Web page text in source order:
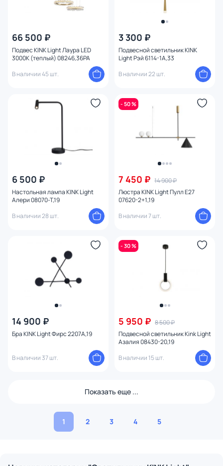
66 500 ₽
Подвес KINK Light Лаура LED
3000К (теплый) 08246,36PA
В наличии 45 шт.
3 300 ₽
Подвесной светильник KINK
Light Рэй 6114-1A,33
В наличии 22 шт.
6 500 ₽
Настольная лампа KINK Light
Алери 08070-T,19
В наличии 28 шт.
- 50 %
7 450 ₽ 14 900 ₽
Люстра KINK Light Пулл E27
07620-2+1,19
В наличии 7 шт.
14 900 ₽
Бра KINK Light Фирс 2207A,19
В наличии 37 шт.
- 30 %
5 950 ₽ 8 500 ₽
Подвесной светильник Kink Light
Aзaлия 08430-20,19
В наличии 15 шт.
Показать еще ...
1 2 3 4 5